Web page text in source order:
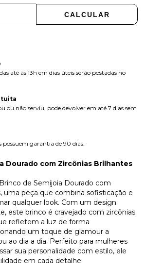
CALCULAR
até às 13h em dias úteis serão postadas no
ou não serviu, pode devolver em até 7 dias sem
possuem garantia de 90 dias.
Dourado com Zircônias Brilhantes
de Semijoia Dourado com
uma peça que combina sofisticação e
qualquer look. Com um design
este brinco é cravejado com zircônias
refletem a luz de forma
um toque de glamour a
ao dia a dia. Perfeito para mulheres
sua personalidade com estilo, ele
em cada detalhe.